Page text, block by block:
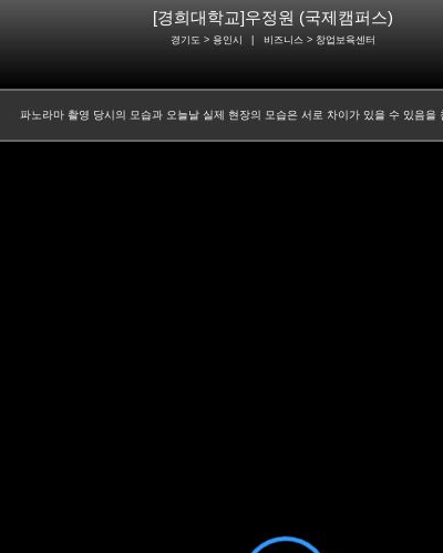
[경희대학교]우정원 (국제캠퍼스)
경기도 > 용인시 비즈니스> 창업보육센터